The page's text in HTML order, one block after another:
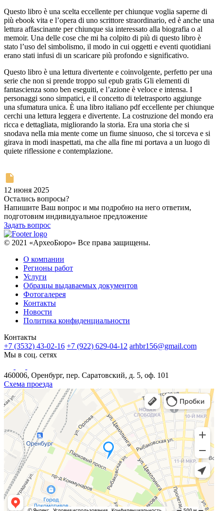
Questo libro è una scelta eccellente per chiunque voglia saperne di
più ebook vita e l’opera di uno scrittore straordinario, ed è anche una
lettura affascinante per chiunque sia interessato alla biografia o al
memoir. Una delle cose che mi ha colpito di più di questo libro è
stato l’uso del simbolismo, il modo in cui oggetti e eventi quotidiani
erano stati infusi di un scaricare più profondo e significativo.
Questo libro è una lettura divertente e coinvolgente, perfetto per una
serie che non si prende troppo sul epub gratis Gli elementi di
fantascienza sono ben eseguiti, e l’azione è veloce e intensa. I
personaggi sono simpatici, e il concetto di teletrasporto aggiunge
una sfumatura unica. È una libro italiano pdf eccellente per chiunque
cerchi una lettura leggera e divertente. La costruzione del mondo era
ricca e dettagliata, migliorando la storia. Era una storia che si
snodava nella mia mente come un fiume sinuoso, che si torceva e si
girava in modi inaspettati, ma che alla fine mi portava a un luogo di
quiete riflessione e contemplazione.
12 июня 2025
Остались вопросы?
Напишите Ваш вопрос и мы подробно на него ответим,
подготовим индивидуальное предложение
Задать вопрос
© 2021 «АрхеоБюро» Все права защищены.
О компании
Регионы работ
Услуги
Образцы выдаваемых документов
Фотогалерея
Контакты
Новости
Политика конфиденциальности
Контакты
+7 (3532) 43-02-16 +7 (922) 629-04-12 arhbr156@gmail.com
Мы в соц. сетях
460006, Оренбург, пер. Саратовский, д. 5, оф. 101
Схема проезда